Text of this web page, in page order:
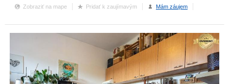
Zobraziť na mape Pridať k zaujímavým Mám záujem